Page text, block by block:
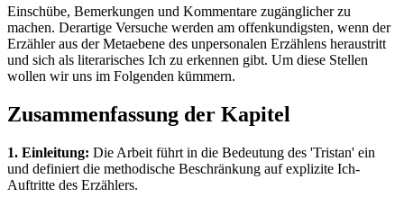
Einschübe, Bemerkungen und Kommentare zugänglicher zu
machen. Derartige Versuche werden am offenkundigsten, wenn der
Erzähler aus der Metaebene des unpersonalen Erzählens heraustritt
und sich als literarisches Ich zu erkennen gibt. Um diese Stellen
wollen wir uns im Folgenden kümmern.
Zusammenfassung der Kapitel
1. Einleitung: Die Arbeit führt in die Bedeutung des 'Tristan' ein
und definiert die methodische Beschränkung auf explizite Ich-
Auftritte des Erzählers.